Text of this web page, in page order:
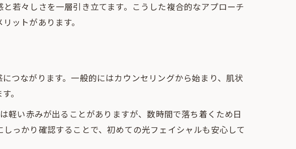
若々しさを一層引き立てます。こうした複合的なアプローチ
ットがあります。
つながります。一般的にはカウンセリングから始まり、肌状
。
軽い赤みが出ることがありますが、数時間で落ち着くため日
っかり確認することで、初めての光フェイシャルも安心して